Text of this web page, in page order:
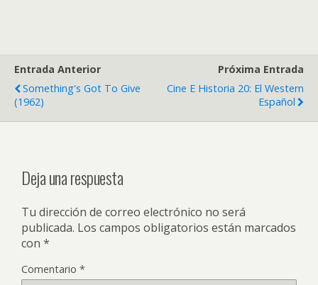
Entrada Anterior
Something's Got To Give
(1962)
Próxima Entrada
Cine E Historia 20: El Western
Español
Deja una respuesta
Tu dirección de correo electrónico no será
publicada. Los campos obligatorios están marcados
con *
Comentario *